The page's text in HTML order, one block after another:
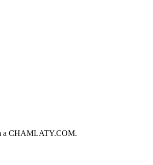
a CHAMLATY.COM.